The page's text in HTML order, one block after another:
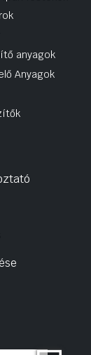
anyagok
Anyagok